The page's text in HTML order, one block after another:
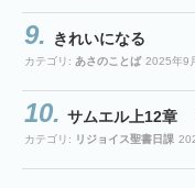
きれいになる
カテゴリ: あさのことば 2025年9
サムエル上12章
カテゴリ: リジョイス聖書日課